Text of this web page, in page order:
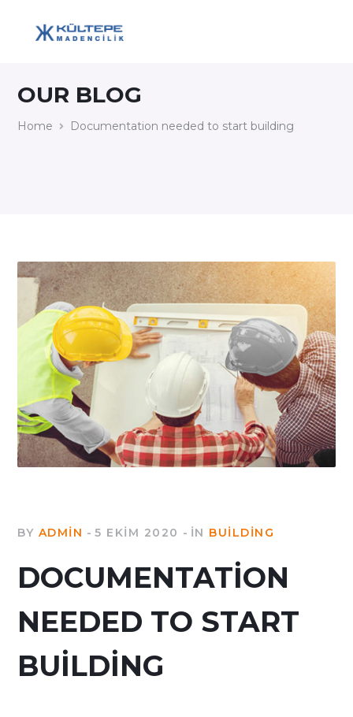
OUR BLOG
Home Documentation needed to start building
BY ADMIN 5 EKIM 2020 IN BUILDING
DOCUMENTATION
NEEDED TO START
BUILDING